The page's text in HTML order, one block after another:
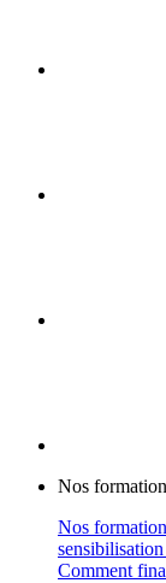
Nos
Nos
Comment